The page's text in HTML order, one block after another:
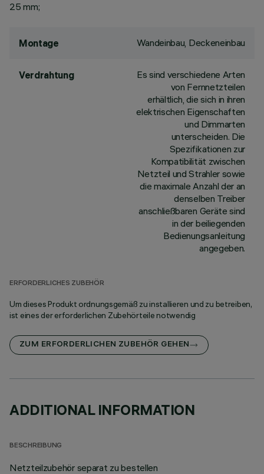
25 mm;
Montage Wandeinbau, Deckeneinbau
Verdrahtung
Es sind verschiedene Arten
von Fernnetzteilen
erhältlich, die sich in ihren
elektrischen Eigenschaften
und Dimmarten
unterscheiden. Die
Spezifikationen zur
Kompatibilität zwischen
Netzteil und Strahler sowie
die maximale Anzahl der an
denselben Treiber
anschließbaren Geräte sind
in der beiliegenden
Bedienungsanleitung
angegeben.
ERFORDERLICHES ZUBEHÖR
Um dieses Produkt ordnungsgemäß zu installieren und zu betreiben,
ist eines der erforderlichen Zubehörteile notwendig
ZUM ERFORDERLICHEN ZUBEHÖR GEHEN
ADDITIONAL INFORMATION
BESCHREIBUNG
Netzteilzubehör separat zu bestellen